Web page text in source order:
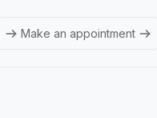
Make an appointment